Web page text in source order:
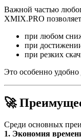
Важной частью
XMIX.PRO
при любом
при
при резких
Это особенно удобно
🚀
Среди основных
1. Экономия